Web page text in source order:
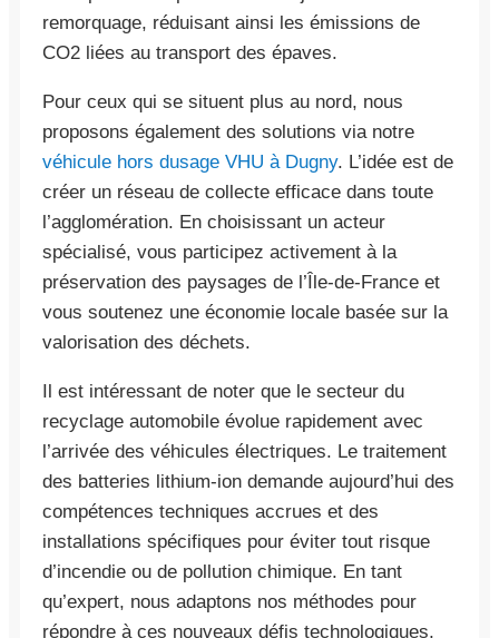
remorquage, réduisant ainsi les émissions de
CO2 liées au transport des épaves.
Pour ceux qui se situent plus au nord, nous
proposons également des solutions via notre
véhicule hors dusage VHU à Dugny. L’idée est de
créer un réseau de collecte efficace dans toute
l’agglomération. En choisissant un acteur
spécialisé, vous participez activement à la
préservation des paysages de l’Île-de-France et
vous soutenez une économie locale basée sur la
valorisation des déchets.
Il est intéressant de noter que le secteur du
recyclage automobile évolue rapidement avec
l’arrivée des véhicules électriques. Le traitement
des batteries lithium-ion demande aujourd’hui des
compétences techniques accrues et des
installations spécifiques pour éviter tout risque
d’incendie ou de pollution chimique. En tant
qu’expert, nous adaptons nos méthodes pour
répondre à ces nouveaux défis technologiques,